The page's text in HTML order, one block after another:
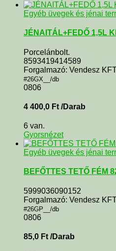
Egyéb üvegek és jénai
JÉNAITÁL+FEDŐ 1,5L
Porcelánbolt.
8593419414589
Forgalmazó: Vendesz
#26GX__/db
0806
4 400,0 Ft /Darab
6 van.
Gyorsnézet
Egyéb üvegek és jénai
BEFŐTTES TETŐ FÉM
5999036090152
Forgalmazó: Vendesz
#26GP__/db
0806
85,0 Ft /Darab